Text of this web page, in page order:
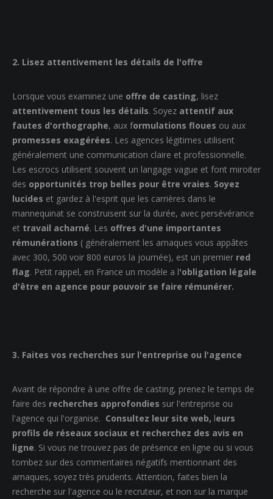
2. Lisez attentivement les détails de l'offre
Lorsque vous examinez une offre de casting, lisez
attentivement tous les détails. Soyez attentif aux
fautes d'orthographe, aux formulations floues ou aux
promesses exagérées. Les agences légitimes utilisent
généralement une communication claire et professionnelle.
Les escrocs utilisent souvent un langage vague et font miroiter
des opportunités trop belles pour être vraies. Soyez
lucides et gardez à l'esprit que les carrières dans le
mannequinat se construisent sur la durée, avec persévérance
et travail acharné. Les offres d'une importantes
rémunérations ( généralement les arnaques vous appâtes
avec 300, 500 voir 800 euros la journée), est un premier red
flag. Petit rappel, en France un modèle a l'obligation légale
d'être en agence pour pouvoir se faire rémunérer.
3. Faites vos recherches sur l'entreprise ou l'agence
Avant de répondre à une offre de casting, prenez le temps de
faire des recherches approfondies sur l'entreprise ou
l'agence qui l'organise. Consultez leur site web, leurs
profils de réseaux sociaux et recherchez des avis en
ligne. Si vous ne trouvez pas de présence en ligne ou si vous
tombez sur des commentaires négatifs mentionnant des
arnaques, soyez très prudents. Attention, faites bien la
recherche sur l'agence ou le recruteur, et non sur la marque